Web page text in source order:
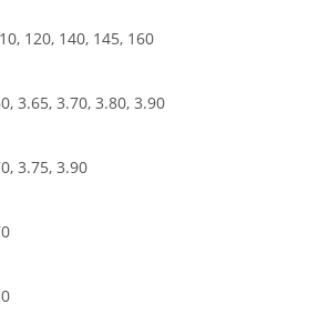
120, 140, 145, 160
3.65, 3.70, 3.80, 3.90
3.75, 3.90